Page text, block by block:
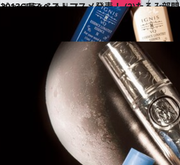
2013.12.3
2013CREAベストコスメ発表！ (2)たるみ部門
ビューティ＆ヘルス